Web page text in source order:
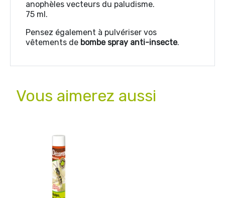
anophèles vecteurs du paludisme.
75 ml.
Pensez également à pulvériser vos
vêtements de bombe spray anti-insecte.
Vous aimerez aussi